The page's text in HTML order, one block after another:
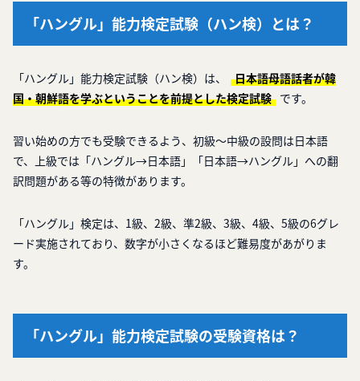
「ハングル」能力検定試験（ハン検）とは？
「ハングル」能力検定試験（ハン検）は、
日本語母語話者が韓
国・朝鮮語を学ぶということを前提とした検定試験 です。
習い始めの方でも受験できるよう、初級～中級の設問は日本語
で、上級では「ハングル→日本語」「日本語→ハングル」への翻
訳問題がある等の特徴があります。
「ハングル」検定は、1級、2級、準2級、3級、4級、5級の6グレ
ード実施されており、数字が小さくなるほど難易度があがりま
す。
「ハングル」能力検定試験の受験資格は？